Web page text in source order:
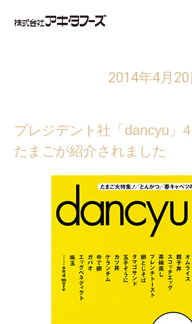
2014年4月20
プレジデント社「dancyu」
たまごが紹介されました